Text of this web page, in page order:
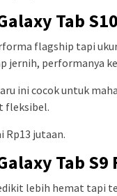
Tab S10
flagship tapi
jernih, performanya
ini cocok untuk
fleksibel.
Rp13 jutaan.
Tab S9
lebih hemat tapi